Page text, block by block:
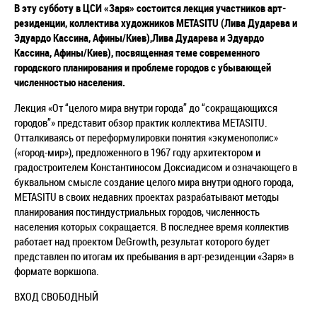
В эту субботу в ЦСИ «Заря» состоится лекция участников арт-
резиденции, коллектива художников METASITU (Лива Дударева и
Эдуардо Кассина, Афины/Киев),Лива Дударева и Эдуардо
Кассина, Афины/Киев),посвященная теме современного
городского планирования и проблеме городов субывающей
численностью населения.
Лекция «От “целого мира внутри города” до “сокращающихся
городов”» представит обзор практик коллектива METASITU.
Отталкиваясь от переформулировки понятия «экуменополис»
(«город-мир»), предложенного в 1967 году архитектором и
градостроителем Константиносом Доксиадисом и означающего в
буквальном смысле создание целого мира внутри одного города,
METASITU всвоих недавних проектах разрабатывают методы
планирования постиндустриальных городов,численность
населения которых сокращается. В последнее время коллектив
работает надпроектом DeGrowth, результат которого будет
представлен по итогам их пребывания в арт-резиденции «Заря» в
формате воркшопа.
ВХОД СВОБОДНЫЙ